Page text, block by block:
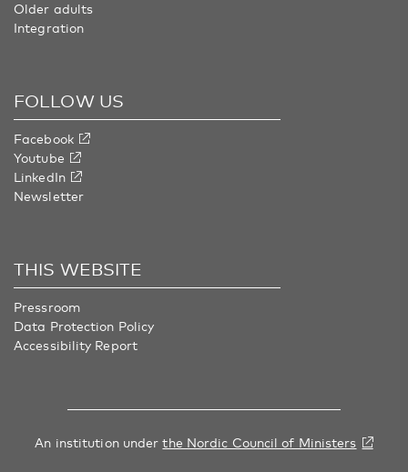
Older adults
Integration
FOLLOW US
Facebook
Youtube
LinkedIn
Newsletter
THIS WEBSITE
Pressroom
Data Protection Policy
Accessibility Report
An institution underthe Nordic Council of Ministers